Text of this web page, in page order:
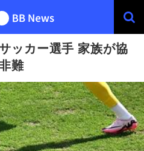
ッカー選手 家族が協
難